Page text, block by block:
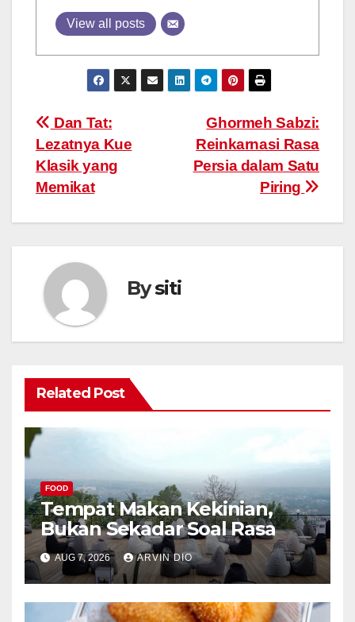
View all posts
Post
navigation
Ghormeh Sabzi:
Reinkarnasi Rasa
Persia dalam Satu
Piring
Dan Tat:
Lezatnya Kue
Klasik yang
Memikat
Bysiti
Related Post
FOOD
Tempat Makan Kekinian,
Bukan Sekadar Soal Rasa
AUG 7, 2026 ARVIN DIO